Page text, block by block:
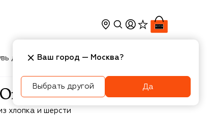
для мальчиков Игрушки Аксесcуары
хлопка и шерсти
Ваш город — Москва?
Выбрать другой Да